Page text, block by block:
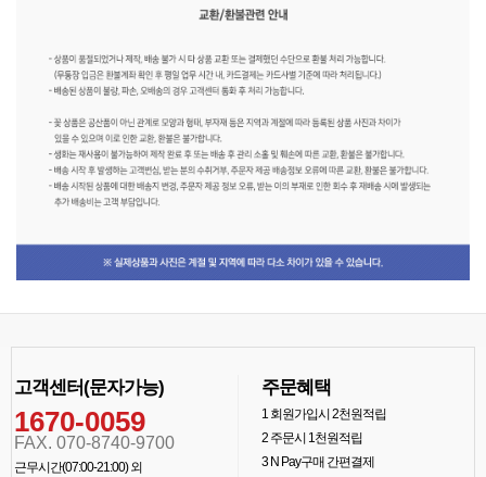
고객센터(문자가능)
1670-0059
FAX. 070-8740-9700
근무시간(07:00-21:00) 외
주문혜택
1회원가입시 2천원적립
2주문시 1천원적립
3N Pay구매 간편결제